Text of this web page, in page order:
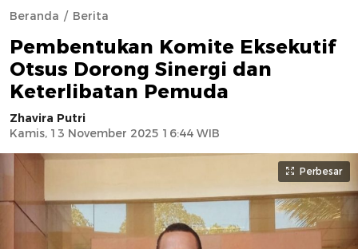
Beranda Berita
Pembentukan Komite Eksekutif
Otsus Dorong Sinergi dan
Keterlibatan Pemuda
Zhavira Putri
Kamis, 13 November 2025 16:44 WIB
Perbesar